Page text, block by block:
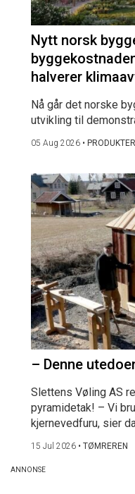
Nytt norsk
halverer
Nå går det norske
utvikling til
05 Aug 2026 • PRODUKTER
– Denne
Slettens Vøling AS
pyramidetak! – Vi
kjernevedfuru, sier
15 Jul 2026 • TØMREREN